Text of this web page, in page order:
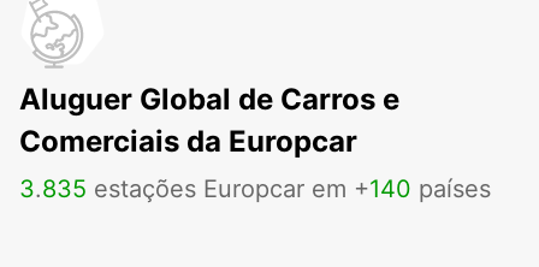
Aluguer Global de Carros e
Comerciais da Europcar
3.835 estações Europcar em +140 países